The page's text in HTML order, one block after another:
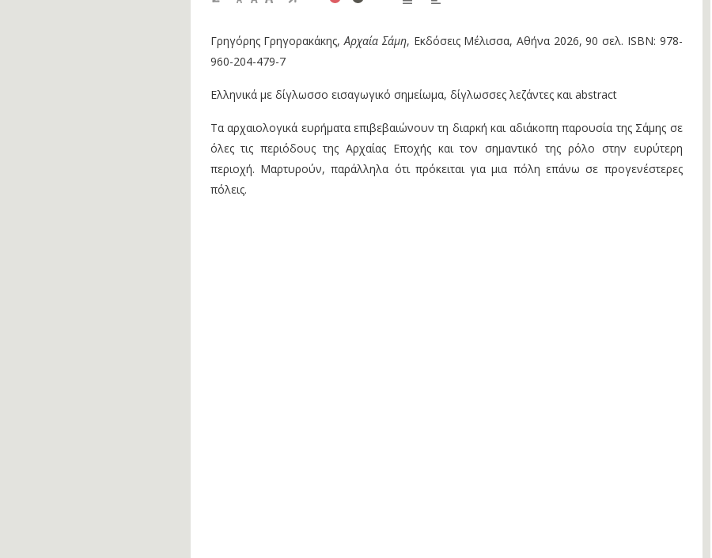
Γρηγόρης Γρηγορακάκης,Αρχαία Σάμη, Εκδόσεις Μέλισσα, Αθήνα 2026, 90 σελ. ISBN: 978-
960-204-479-7
Ελληνικά με δίγλωσσο εισαγωγικό σημείωμα, δίγλωσσες λεζάντες και abstract
Τα αρχαιολογικά ευρήματα επιβεβαιώνουν τη διαρκή και αδιάκοπη παρουσία της Σάμης σε
όλες τις περιόδους της Αρχαίας Εποχής και τον σημαντικό της ρόλο στην ευρύτερη
περιοχή. Μαρτυρούν, παράλληλα ότι πρόκειται για μια πόλη επάνω σε προγενέστερες
πόλεις.